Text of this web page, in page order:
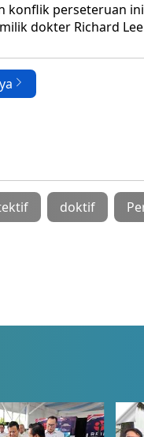
konflik perseteruan
dokter Richard
doktif